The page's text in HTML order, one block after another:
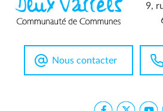
9,
Nous contacter